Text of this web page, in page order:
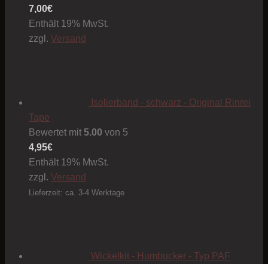
7,00€
Enthält 19% MwSt.
zzgl. Versand
Isolierband - schwarz - Original Rinrei
Tape
Bewertet mit 5.00 von 5
4,95€
Enthält 19% MwSt.
zzgl. Versand
Lieferzeit: ca. 3-4 Werktage
Wickelkit - Humbucker - Typ PAF